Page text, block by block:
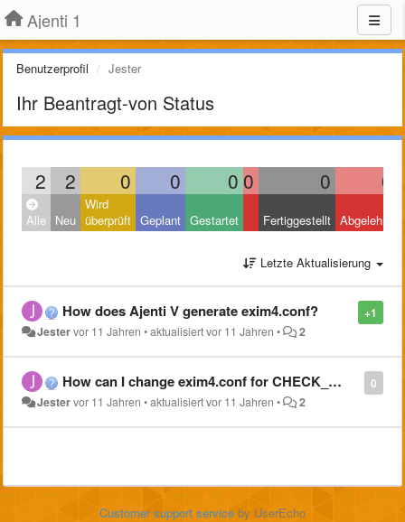
Ajenti 1
Benutzerprofil Jester
Ihr Beantragt-von Status
2 2 0 0 0 0 0 0
Alle Neu
Wird
überprüft Geplant Gestartet Fertiggestellt Abgelehnt
Letzte Aktualisierung
+1
How does Ajenti V generate exim4.conf?
Jestervor 11 Jahren •aktualisiertvor 11 Jahren • 2
0
How can I change exim4.conf for CHECK_RCPT_IP_DNSBLS
Jestervor 11 Jahren •aktualisiertvor 11 Jahren • 2
Customer support service by UserEcho